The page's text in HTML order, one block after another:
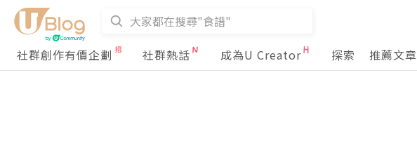
社群創作有價企劃 社群熱話 成為U Creator 探索 推薦文章